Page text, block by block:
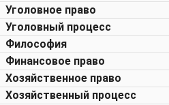
Уголовное право
Уголовный процесс
Философия
Финансовое право
Хозяйственное право
Хозяйственный процесс